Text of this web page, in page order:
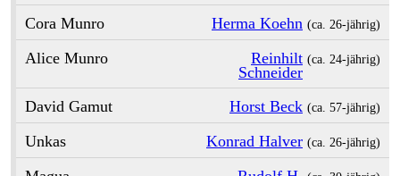
Cora Munro Herma Koehn (ca. 26‑jährig)
Alice Munro
Reinhilt
Schneider
(ca. 24‑jährig)
David Gamut Horst Beck (ca. 57‑jährig)
Unkas Konrad Halver (ca. 26‑jährig)